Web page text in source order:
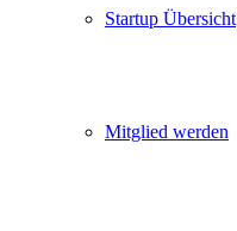
Startup Übersicht
Mitglied werden